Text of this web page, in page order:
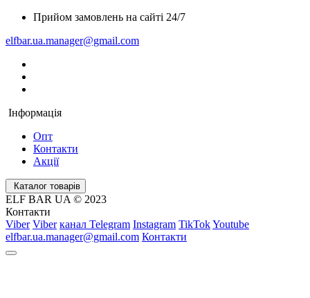
Прийом замовлень на сайті 24/7
elfbar.ua.manager@gmail.com
Інформація
Опт
Контакти
Акції
Каталог товарів
ELF BAR UA © 2023
Контакти
Viber Viber канал Telegram Instagram TikTokYoutube
elfbar.ua.manager@gmail.com Контакти